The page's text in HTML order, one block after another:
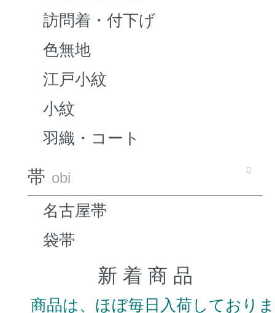
訪問着・付下げ
色無地
江戸小紋
小紋
羽織・コート
帯 obi
名古屋帯
袋帯
新 着 商 品
商品は、ほぼ毎日入荷しており